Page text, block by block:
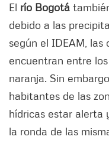
El río Bogotá
debido a las
según el IDEAM,
encuentran entre
naranja. Sin
habitantes de las
hídricas estar alerta
la ronda de las